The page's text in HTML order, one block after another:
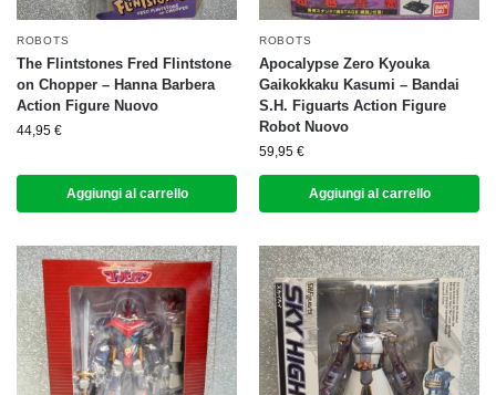
ROBOTS
The Flintstones Fred Flintstone
on Chopper – Hanna Barbera
Action Figure Nuovo
44,95 €
Aggiungi al carrello
ROBOTS
Apocalypse Zero Kyouka
Gaikokkaku Kasumi – Bandai
S.H. Figuarts Action Figure
Robot Nuovo
59,95 €
Aggiungi al carrello